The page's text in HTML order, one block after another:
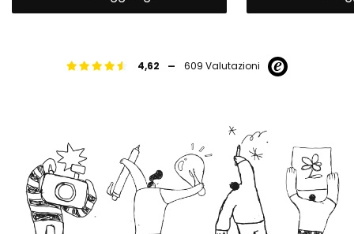
4,62 - 609 Valutazioni